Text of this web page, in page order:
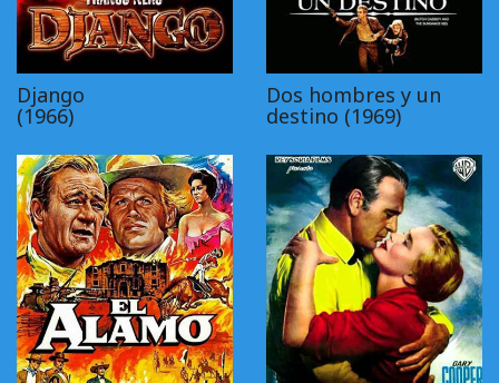
Django
(1966)
Dos hombres y un
destino (1969)